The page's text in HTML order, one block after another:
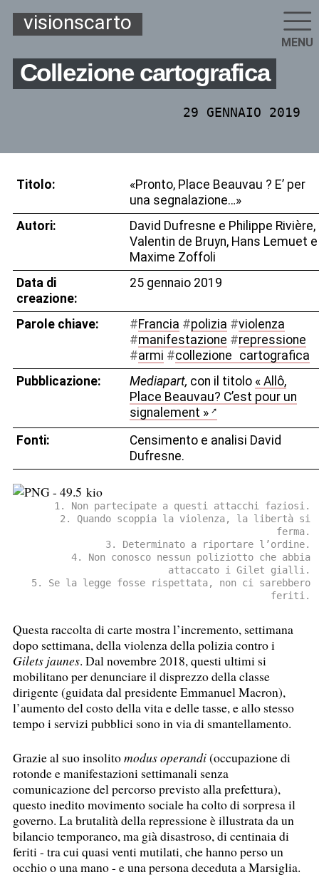
visionscarto
MENU
Collezione cartografica
29 GENNAIO 2019
Titolo:
«Pronto, Place Beauvau ? E’ per
una segnalazione…»
Autori:
David Dufresne e Philippe Rivière,
Valentin de Bruyn, Hans Lemuet e
Maxime Zoffoli
Data di
creazione:
25 gennaio 2019
Parole chiave: #Francia #polizia #violenza
#manifestazione #repressione
#armi #collezione cartografica
Pubblicazione:
Mediapart, con il titolo « Allô,
Place Beauvau? C’est pour un
signalement »
Fonti:
Censimento e analisi David
Dufresne.
1. Non partecipate a questi attacchi faziosi.
2. Quando scoppia la violenza, la libertà si
ferma.
3. Determinato a riportare l’ordine.
4. Non conosco nessun poliziotto che abbia
attaccato i Gilet gialli.
5. Se la legge fosse rispettata, non ci sarebbero
feriti.
Questa raccolta di carte mostra l’incremento, settimana
dopo settimana, della violenza della polizia contro i
Gilets jaunes. Dal novembre 2018, questi ultimi si
mobilitano per denunciare il disprezzo della classe
dirigente (guidata dal presidente Emmanuel Macron),
l’aumento del costo della vita e delle tasse, e allo stesso
tempo i servizi pubblici sono in via di smantellamento.
Grazie al suo insolitomodus operandi(occupazione di
rotonde e manifestazioni settimanali senza
comunicazione del percorso previsto alla prefettura),
questo inedito movimento sociale ha colto di sorpresa il
governo. La brutalità della repressione è illustrata da un
bilancio temporaneo, ma già disastroso, di centinaia di
feriti - tra cui quasi venti mutilati, che hanno perso un
occhio o una mano - e una persona deceduta a Marsiglia.